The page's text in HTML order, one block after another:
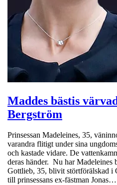
Maddes bästis
Bergström
Prinsessan Madeleines, 35,
varandra flitigt under sina
och kastade vidare. De
deras händer. Nu har Madeleines
Gottlieb, 35, blivit störtförälskad i
till prinsessans ex-fästman Jonas…